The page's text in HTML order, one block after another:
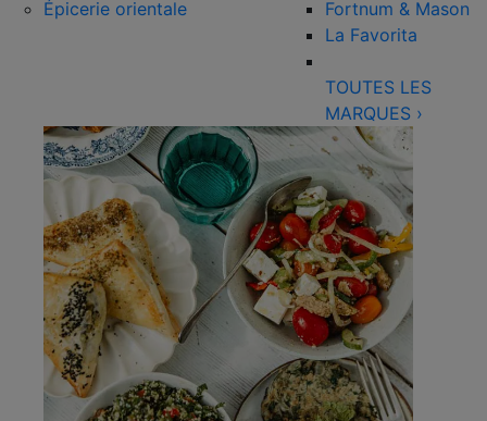
Épicerie orientale
Fortnum & Mason
La Favorita
TOUTES LES
MARQUES ›